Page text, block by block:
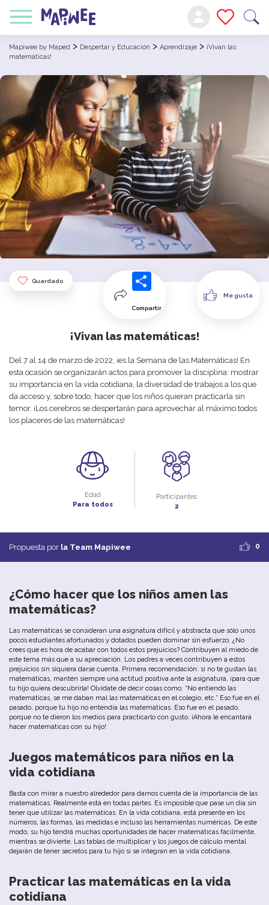
Mapiwee by Maped > Despertar y Educación > Aprendizaje > ¡Vivan las
matemáticas!
Guardado
Compartir
Me gusta
¡Vivan las matemáticas!
Del 7 al 14 de marzo de 2022, ¡es la Semana de las Matemáticas! En
esta ocasión se organizarán actos para promover la disciplina: mostrar
su importancia en la vida cotidiana, la diversidad de trabajos a los que
da acceso y, sobre todo, hacer que los niños quieran practicarla sin
temor. ¡Los cerebros se despertarán para aprovechar al máximo todos
los placeres de las matemáticas!
Edad
Para todos
Participantes
2
Propuesta por la Team Mapiwee 0
¿Cómo hacer que los niños amen las
matemáticas?
Las matemáticas se consideran una asignatura difícil y abstracta que sólo unos
pocos estudiantes afortunados y dotados pueden dominar sin esfuerzo. ¿No
crees que es hora de acabar con todos estos prejuicios? Contribuyen al miedo de
este tema más que a su apreciación. Los padres a veces contribuyen a estos
prejuicios sin siquiera darse cuenta. Primera recomendación: si no te gustan las
matemáticas, mantén siempre una actitud positiva ante la asignatura, ¡para que
tu hijo quiera descubrirla! Olvídate de decir cosas como: “No entiendo las
matemáticas, se me daban mal las matemáticas en el colegio, etc.” Eso fue en el
pasado, porque tu hijo no entendía las matemáticas. Eso fue en el pasado,
porque no te dieron los medios para practicarlo con gusto. ¡Ahora le encantará
hacer matemáticas con su hijo!
Juegos matemáticos para niños en la
vida cotidiana
Basta con mirar a nuestro alrededor para darnos cuenta de la importancia de las
matemáticas. Realmente está en todas partes. Es imposible que pase un día sin
tener que utilizar las matemáticas. En la vida cotidiana, está presente en los
números, las formas, las medidas e incluso las herramientas numéricas. De este
modo, su hijo tendrá muchas oportunidades de hacer matemáticas fácilmente,
mientras se divierte. Las tablas de multiplicar y los juegos de cálculo mental
dejarán de tener secretos para tu hijo si se integran en la vida cotidiana.
Practicar las matemáticas en la vida
cotidiana